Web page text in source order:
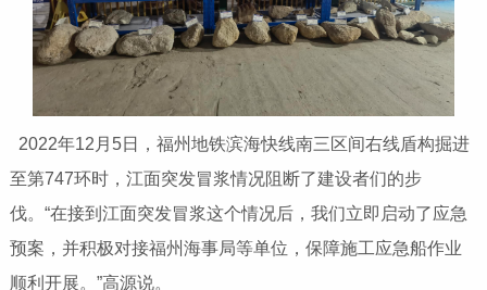
2022年12月5日，福州地铁滨海快线南三区间右线盾构掘进
至第747环时，江面突发冒浆情况阻断了建设者们的步
伐。“在接到江面突发冒浆这个情况后，我们立即启动了应急
预案，并积极对接福州海事局等单位，保障施工应急船作业
顺利开展。”高源说。